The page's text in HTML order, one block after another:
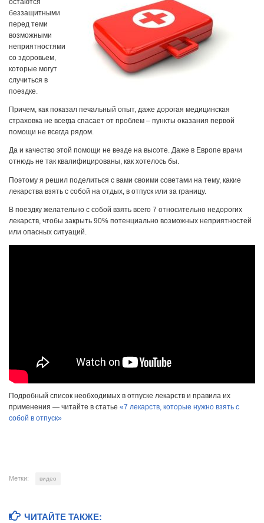
остаются
беззащитными
перед теми
возможными
неприятностями
со здоровьем,
которые могут
случиться в
поездке.
Причем, как показал печальный опыт, даже дорогая медицинская
страховка не всегда спасает от проблем – пункты оказания первой
помощи не всегда рядом.
Да и качество этой помощи не везде на высоте. Даже в Европе врачи
отнюдь не так квалифицированы, как хотелось бы.
Поэтому я решил поделиться с вами своими советами на тему, какие
лекарства взять с собой на отдых, в отпуск или за границу.
В поездку желательно с собой взять всего 7 относительно недорогих
лекарств, чтобы закрыть 90% потенциально возможных неприятностей
или опасных ситуаций.
Подробный список необходимых в отпуске лекарств и правила их
применения — читайте в статье «7 лекарств, которые нужно взять с
собой в отпуск»
Метки: видео
ЧИТАЙТЕ ТАКЖЕ: